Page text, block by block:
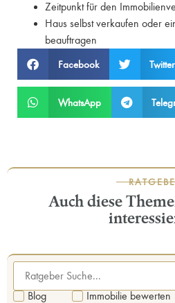
Zeitpunkt für den
Haus selbst verkaufen oder
beauftragen
Facebook
Twitter
WhatsApp
Auch diese
Blog Immobilie bewerten